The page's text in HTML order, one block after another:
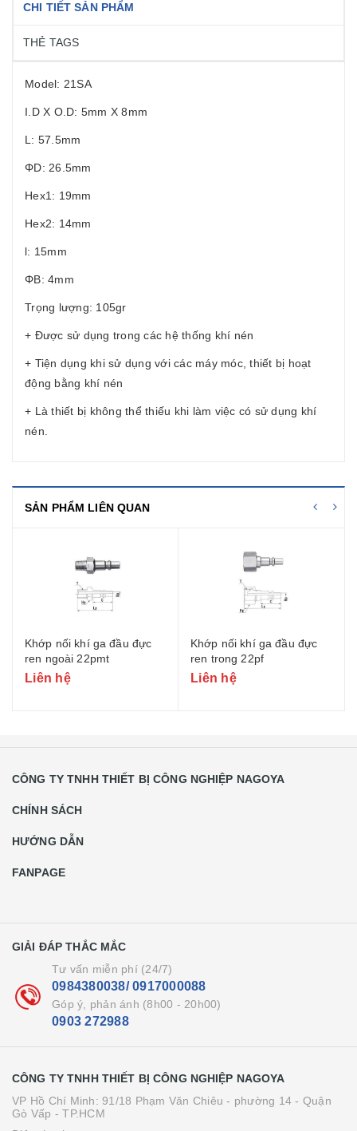
CHI TIẾT SẢN PHẨM
THẺ TAGS
Model: 21SA
I.D X O.D: 5mm X 8mm
L: 57.5mm
ΦD: 26.5mm
Hex1: 19mm
Hex2: 14mm
l: 15mm
ΦB: 4mm
Trọng lượng: 105gr
+ Được sử dụng trong các hệ thống khí nén
+ Tiện dụng khi sử dụng với các máy móc, thiết bị hoạt
động bằng khí nén
+ Là thiết bị không thể thiếu khi làm việc có sử dụng khí
nén.
SẢN PHẨM LIÊN QUAN
Khớp nối khí ga đầu đực
ren ngoài 22pmt
Liên hệ
Khớp nối khí ga đầu đực
ren trong 22pf
Liên hệ
CÔNG TY TNHH THIẾT BỊ CÔNG NGHIỆP NAGOYA
CHÍNH SÁCH
HƯỚNG DẪN
FANPAGE
GIẢI ĐÁP THẮC MẮC
Tư vấn miễn phí (24/7)
0984380038/ 0917000088
Góp ý, phản ánh (8h00 - 20h00)
0903 272988
CÔNG TY TNHH THIẾT BỊ CÔNG NGHIỆP NAGOYA
VP Hồ Chí Minh: 91/18 Phạm Văn Chiêu - phường 14 - Quận
Gò Vấp - TP.HCM